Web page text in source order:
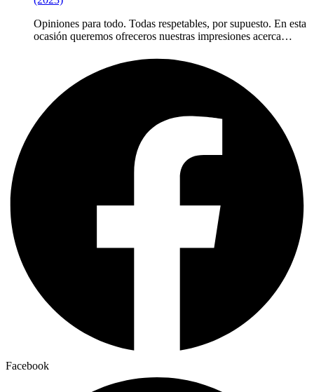
Opiniones para todo. Todas respetables, por supuesto. En esta
ocasión queremos ofreceros nuestras impresiones acerca…
Facebook